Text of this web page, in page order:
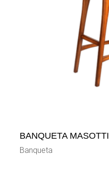
BANQUETA MASOTTI
Banqueta